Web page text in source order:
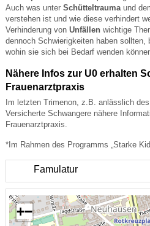
Auch was unter Schütteltraumaund
verstehen ist und wie diese verhindert
Verhinderung von Unfällenwichtige
dennoch Schwierigkeiten haben sollten,
wohin sie sich bei Bedarf wenden
Nähere Infos zur U0 erhalten
Frauenarztpraxis
Im letzten Trimenon, z.B. anlässlich
Versicherte Schwangere nähere
Frauenarztpraxis.
*Im Rahmen des Programms „Starke
Famulatur
+−